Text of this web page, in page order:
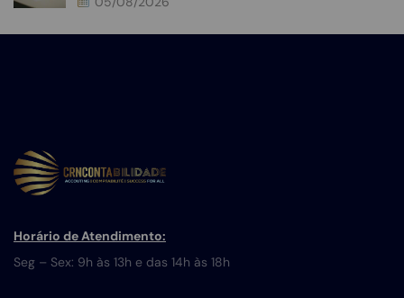
Horário de Atendimento:
Seg – Sex: 9h às 13h e das 14h às 18h